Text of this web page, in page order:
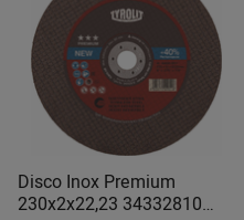
Disco Inox Premium
230x2x22,23 34332810